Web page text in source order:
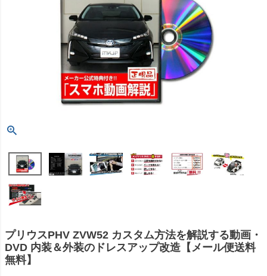
プリウスPHV ZVW52 カスタム方法を解説する動画・
DVD 内装＆外装のドレスアップ改造【メール便送料
無料】